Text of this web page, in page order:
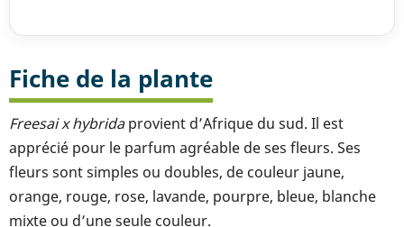
Fiche de la plante
Freesai x hybridaprovient d’Afrique du sud. Il est
apprécié pour le parfum agréable de ses fleurs. Ses
fleurs sont simples ou doubles, de couleur jaune,
orange, rouge, rose, lavande, pourpre, bleue, blanche
mixte ou d’une seule couleur.